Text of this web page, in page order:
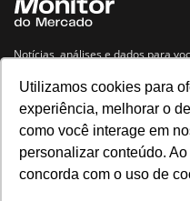
Utilizamos cookies para
experiência, melhorar o
como você interage em
personalizar conteúdo.
concorda com o uso de
Notícias, análises e dados para
Navegue no site
Últimas notícias Quem
Política de privacidade